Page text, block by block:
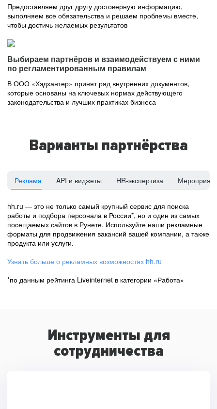
Предоставляем друг другу достоверную информацию,
выполняем все обязательства и решаем проблемы вместе,
чтобы достичь желаемых результатов
Выбираем партнёров и взаимодействуем с ними
по регламентированным правилам
В ООО «Хэдхантер» принят ряд внутренних документов,
которые основаны на ключевых нормах действующего
законодательства и лучших практиках бизнеса
Варианты партнёрства
Реклама API и виджеты HR-экспертиза
hh.ru — это не только самый крупный сервис для поиска
работы и подбора персонала в России*, но и один из самых
посещаемых сайтов в Рунете. Используйте наши рекламные
форматы для продвижения вакансий вашей компании, а также
продукта или услуги.
Узнать больше о рекламных возможностях hh.ru
*по данным рейтинга Liveinternet в категории «Работа»
Инструменты для
сотрудничества